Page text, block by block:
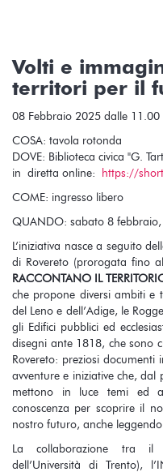
Volti e
territori per il
08 Febbraio 2025 dalle 11.00
COSA: tavola rotonda
DOVE: Biblioteca civica "G.
in diretta online:
https://
COME: ingresso libero
QUANDO: sabato 8
L’iniziativa nasce a seguito
di Rovereto (prorogata fino al
RACCONTANO IL
che propone diversi ambiti e
del Leno e dell’Adige, le
gli Edifici pubblici ed
disegni ante 1818, che sono
Rovereto: preziosi
avventure e iniziative che,
mettono in luce temi ed
conoscenza per scoprire il
nostro futuro, anche
La collaborazione tra
dell’Università di Trento),